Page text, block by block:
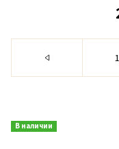
В наличии